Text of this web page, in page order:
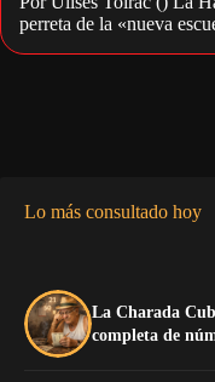
perreta de la «nueva
Lo más consultado hoy
La Charada
completa de